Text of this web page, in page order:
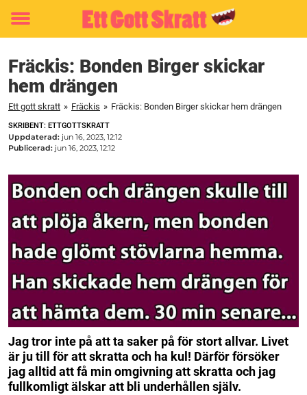
Toggle
Fräckis: Bonden Birger skickar
hem drängen
Ett gott skratt » Fräckis » Fräckis: Bonden Birger skickar hem drängen
SKRIBENT: ETTGOTTSKRATT
Uppdaterad: jun 16, 2023, 12:12
Publicerad: jun 16, 2023, 12:12
Jag tror inte på att ta saker på för stort allvar. Livet
är ju till för att skratta och ha kul! Därför försöker
jag alltid att få min omgivning att skratta och jag
fullkomligt älskar att bli underhållen själv.